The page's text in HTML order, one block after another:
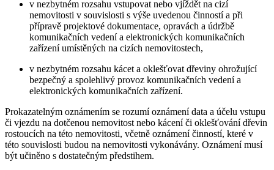
v nezbytném rozsahu vstupovat nebo vjíždět na cizí
nemovitosti v souvislosti s výše uvedenou činností a při
přípravě projektové dokumentace, opravách a údržbě
komunikačních vedení a elektronických komunikačních
zařízení umístěných na cizích nemovitostech,
v nezbytném rozsahu kácet a oklešťovat dřeviny ohrožující
bezpečný a spolehlivý provoz komunikačních vedení a
elektronických komunikačních zařízení.
Prokazatelným oznámením se rozumí oznámení data a účelu vstupu
či vjezdu na dotčenou nemovitost nebo kácení či oklešťování dřevin
rostoucích na této nemovitosti, včetně oznámení činností, které v
této souvislosti budou na nemovitosti vykonávány. Oznámení musí
být učiněno s dostatečným předstihem.